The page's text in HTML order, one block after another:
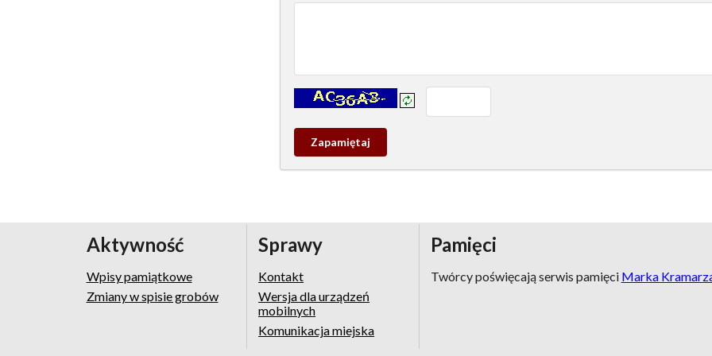
Kontrola - wprowadź tekst z obrazka:
Zapamietaj
wpis
Aktywność
Wpisy pamiątkowe
Zmiany w spisie grobów
Sprawy
Kontakt
Wersja dla urządzeń
mobilnych
Komunikacja miejska
Pamięci
Twórcy poświęcają serwis pamięci Marka